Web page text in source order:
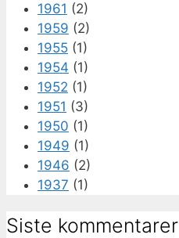
1961 (2)
1959 (2)
1955 (1)
1954 (1)
1952 (1)
1951 (3)
1950 (1)
1949 (1)
1946 (2)
1937 (1)
Siste kommentarer